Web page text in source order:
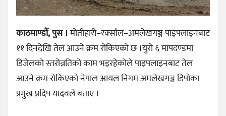
काठमाण्डौं, पुस ।मोतीहारी–रक्सौल–अमलेखगञ्ज पाइपलाइनबाट
११ दिनदेखि तेल आउने क्रम रोकिएको छ ।युरो ६ मापदण्डमा
डिजेलको स्तरोन्नतिको काम भइरहेकोले पाइपलाइनबाट तेल
आउने क्रम रोकिएको नेपाल आयल निगम अमलेखगञ्ज डिपोका
प्रमुख प्रदिप यादवले बताए ।